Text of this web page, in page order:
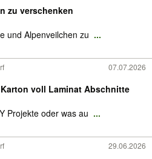
zu verschenken
und Alpenveilchen zu ...
07.07.2026
voll Laminat Abschnitte
Projekte oder was au ...
29.06.2026